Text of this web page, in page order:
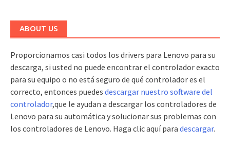
ABOUT US
Proporcionamos casi todos los drivers para Lenovo para su
descarga, si usted no puede encontrar el controlador exacto
para su equipo o no está seguro de qué controlador es el
correcto, entonces puedes descargar nuestro software del
controlador,que le ayudan a descargar los controladores de
Lenovo para su automática y solucionar sus problemas con
los controladores de Lenovo. Haga clic aquí para descargar.